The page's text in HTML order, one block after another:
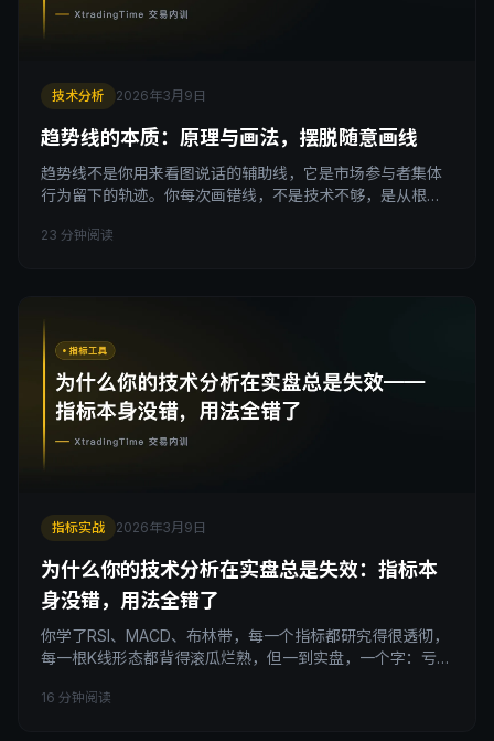
技术分析 2026年3月9日
趋势线的本质：原理与画法，摆脱随意画线
趋势线不是你用来看图说话的辅助线，它是市场参与者集体
行为留下的轨迹。你每次画错线，不是技术不够，是从根上
个现象反复出现：同一段行情，十个人能画出七八条不同方
23 分钟阅读
指标实战 2026年3月9日
为什么你的技术分析在实盘总是失效：指标本
身没错，用法全错了
你学了RSI、MACD、布林带，每一个指标都研究得很透彻，
每一根K线形态都背得滚瓜烂熟，但一到实盘，一个字：亏。
开始就全错了。 引子 我见过太多这样的交易者。 他打开图
16 分钟阅读